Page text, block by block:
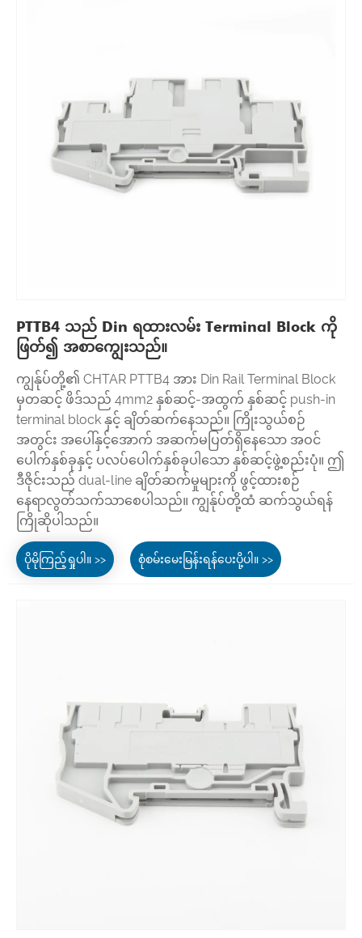
PTTB4 သည် Din ရထားလမ်း Terminal Block ကို
ဖြတ်၍ အစာကျွေးသည်။
ကျွန်ုပ်တို့၏ CHTAR PTTB4 အား Din Rail Terminal Block
မှတဆင့် ဖိဒ်သည် 4mm2 နှစ်ဆင့်-အထွက် နှစ်ဆင့် push-in
terminal block နှင့် ချိတ်ဆက်နေသည်။ ကြိုးသွယ်စဉ်
အတွင်း အပေါ်နှင့်အောက် အဆက်မပြတ်ရှိနေသော အဝင်
ပေါက်နှစ်ခုနှင့် ပလပ်ပေါက်နှစ်ခုပါသော နှစ်ဆင့်ဖွဲ့စည်းပုံ။ ဤ
ဒီဇိုင်းသည် dual-line ချိတ်ဆက်မှုများကို ဖွင့်ထားစဉ်
နေရာလွတ်သက်သာစေပါသည်။ ကျွန်ုပ်တို့ထံ ဆက်သွယ်ရန်
ကြိုဆိုပါသည်။
ပိုမိုကြည့်ရှုပါ။ >> စုံစမ်းမေးမြန်းရန်ပေးပို့ပါ။ >>